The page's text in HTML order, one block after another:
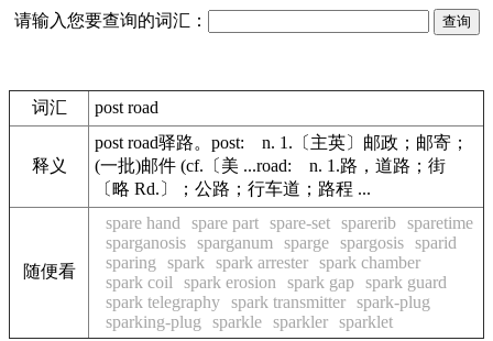
请输入您要查询的词汇：
词汇 post road
释义
post road驿路。post: n. 1.〔主英〕邮政；邮寄；
(一批)邮件 (cf.〔美 ...road: n. 1.路，道路；街
〔略 Rd.〕；公路；行车道；路程 ...
随便看
spare hand spare part spare-set sparerib sparetime
sparganosis sparganum sparge spargosis sparid
sparing
spark spark arrester spark chamber
spark coil
spark erosion spark gap spark guard
spark telegraphy spark transmitter spark-plug
sparking-plug
sparkle sparkler sparklet